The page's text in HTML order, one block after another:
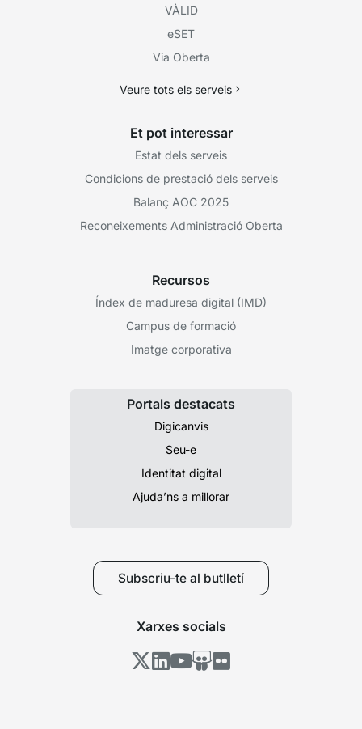
VÀLID
eSET
Via Oberta
Veure tots els serveis
Et pot interessar
Estat dels serveis
Condicions de prestació dels serveis
Balanç AOC 2025
Reconeixements Administració Oberta
Recursos
Índex de maduresa digital (IMD)
Campus de formació
Imatge corporativa
Portals destacats
Digicanvis
Seu-e
Identitat digital
Ajuda’ns a millorar
Subscriu-te al butlletí
Xarxes socials